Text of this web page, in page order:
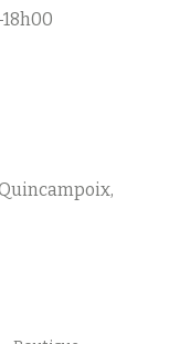
Quincampoix,